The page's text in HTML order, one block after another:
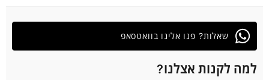
למה לקנות אצלנו?
שאלות? פנו אלינו בוואטסאפ